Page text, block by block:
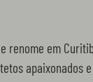
renome em